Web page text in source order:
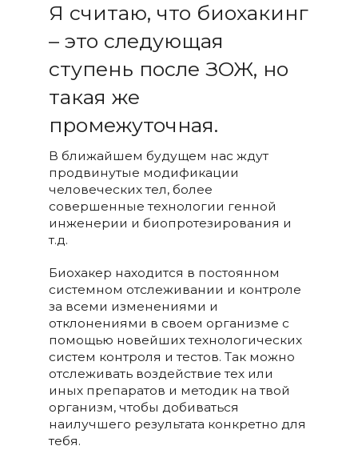
Я считаю, что биохакинг
– это следующая
ступень после ЗОЖ, но
такая же
промежуточная.
В ближайшем будущем нас ждут
продвинутые модификации
человеческих тел, более
совершенные технологии генной
инженерии и биопротезирования и
т.д.
Биохакер находится в постоянном
системном отслеживании и контроле
за всеми изменениями и
отклонениями в своем организме с
помощью новейших технологических
систем контроля и тестов. Так можно
отслеживать воздействие тех или
иных препаратов и методик на твой
организм, чтобы добиваться
наилучшего результата конкретно для
тебя.